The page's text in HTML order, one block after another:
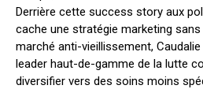
Derrière cette success story aux
cache une stratégie marketing
marché anti-vieillissement,
leader haut-de-gamme de la lutte
diversifier vers des soins moins